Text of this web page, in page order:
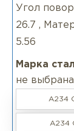
Угол
26.7 ,
5.56
Марка
не выбрана
A234
A234